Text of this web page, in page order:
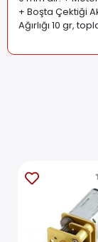
+ Boşta Çektiği
Ağırlığı 10 gr,